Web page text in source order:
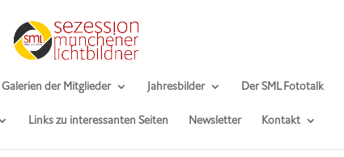
Galerien der Mitglieder Jahresbilder Der SML Fototalk
Links zu interessanten Seiten Newsletter Kontakt